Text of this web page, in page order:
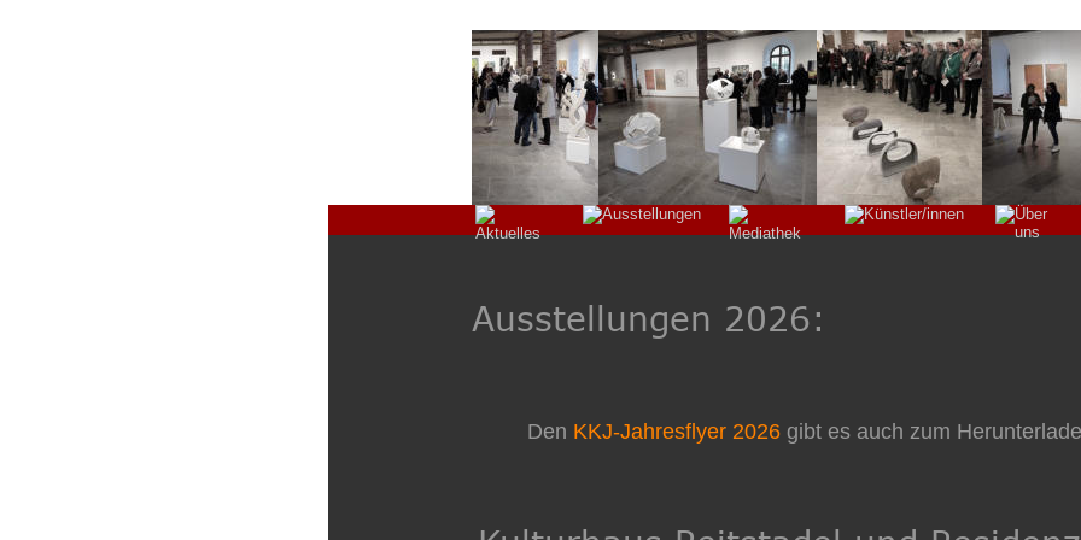
Ausstellungen 2026:
Den KKJ-Jahresflyer 2026 gibt es auch zum